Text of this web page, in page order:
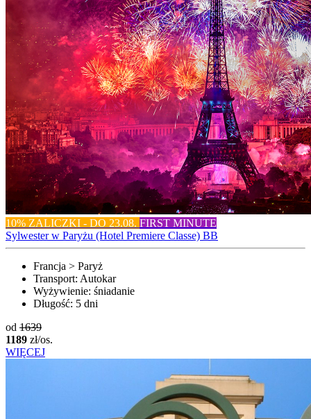
10% ZALICZKI - DO 23.08. FIRST MINUTE
Sylwester w Paryżu (Hotel Premiere Classe) BB
Francja > Paryż
Transport: Autokar
Wyżywienie: śniadanie
Długość: 5 dni
od 1639
1189 zł/os.
WIĘCEJ